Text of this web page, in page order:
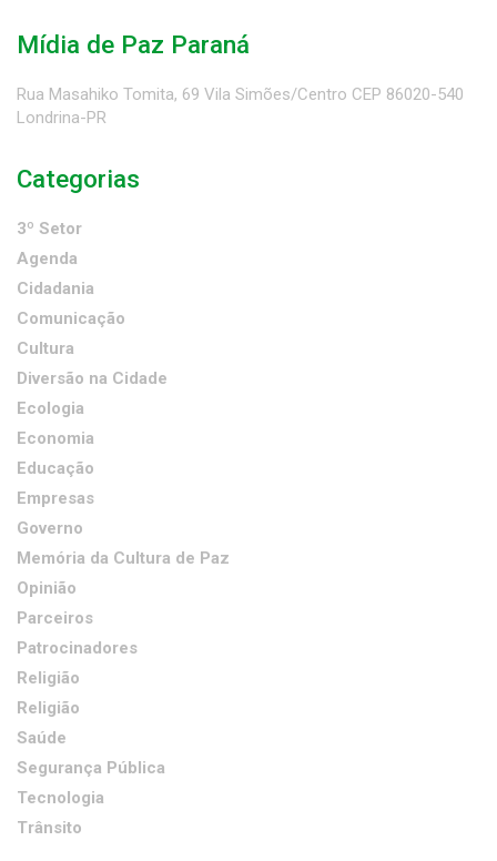
Mídia de Paz Paraná
Rua Masahiko Tomita, 69 Vila Simões/Centro CEP 86020-540
Londrina-PR
Categorias
3º Setor
Agenda
Cidadania
Comunicação
Cultura
Diversão na Cidade
Ecologia
Economia
Educação
Empresas
Governo
Memória da Cultura de Paz
Opinião
Parceiros
Patrocinadores
Religião
Religião
Saúde
Segurança Pública
Tecnologia
Trânsito